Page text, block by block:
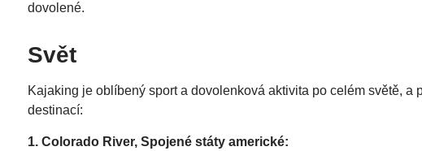
dovolené.
Svět
Kajaking je oblíbený sport a dovolenková aktivita po celém světě,
destinací:
1. Colorado River, Spojené státy americké: